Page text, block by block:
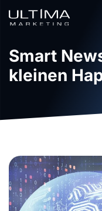
Smart
kleinen